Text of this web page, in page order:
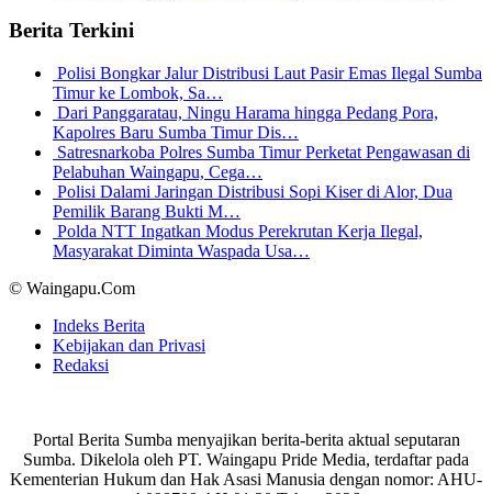
Berita Terkini
Polisi Bongkar Jalur Distribusi Laut Pasir Emas Ilegal Sumba
Timur ke Lombok, Sa…
Dari Panggaratau, Ningu Harama hingga Pedang Pora,
Kapolres Baru Sumba Timur Dis…
Satresnarkoba Polres Sumba Timur Perketat Pengawasan di
Pelabuhan Waingapu, Cega…
Polisi Dalami Jaringan Distribusi Sopi Kiser di Alor, Dua
Pemilik Barang Bukti M…
Polda NTT Ingatkan Modus Perekrutan Kerja Ilegal,
Masyarakat Diminta Waspada Usa…
© Waingapu.Com
Indeks Berita
Kebijakan dan Privasi
Redaksi
Portal Berita Sumba menyajikan berita-berita aktual seputaran
Sumba. Dikelola oleh PT. Waingapu Pride Media, terdaftar pada
Kementerian Hukum dan Hak Asasi Manusia dengan nomor: AHU-